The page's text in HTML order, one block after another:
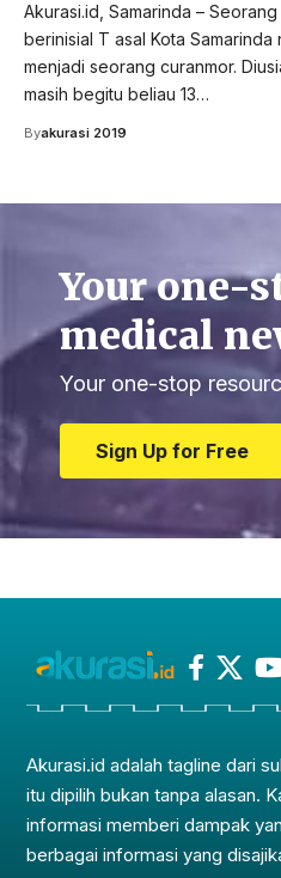
Akurasi.id, Samarinda –
berinisial T asal Kota Samarinda
menjadi seorang curanmor.
masih begitu beliau 13…
Byakurasi 2019
Your one-
medical
Your one-stop
Sign Up for Free
Akurasi.id adalah tagline dari
itu dipilih bukan tanpa alasan.
informasi memberi dampak
berbagai informasi yang